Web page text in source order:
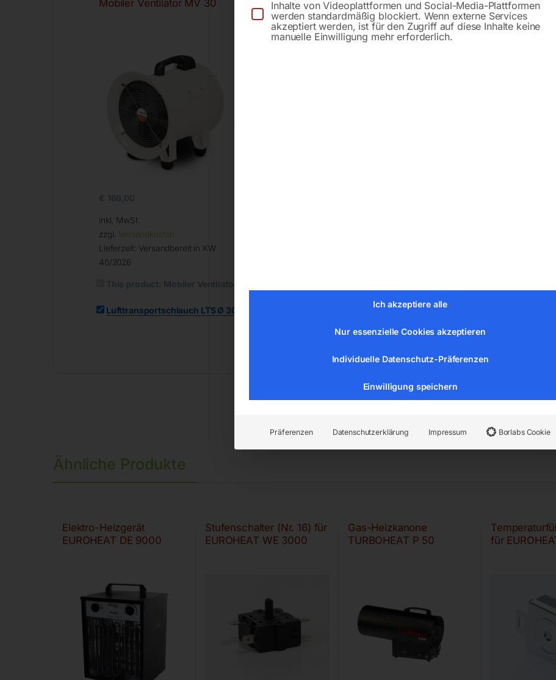
Mobiler Ventilator MV 30
inkl. MwSt.
zzgl. Versandkosten
Lieferzeit: Versandbereit in KW
40/2026
Lufttransportschlauch LTS
Ø 300 mm – 10 m
Lufttransportschlauch LTS Ø 300 mm – 10 m
Ähnliche Produkte
Elektro-Heizgerät
EUROHEAT DE 9000
Stufenschalter (Nr. 16) für
EUROHEAT WE 3000
Gas-Heizkanone
TURBOHEAT P 50
für
Inhalte von Videoplattformen und Social-Media-Plattformen
werden standardmäßig blockiert. Wenn externe Services
akzeptiert werden, ist für den Zugriff auf diese Inhalte keine
manuelle Einwilligung mehr erforderlich.
Ich akzeptiere alle
Nur essenzielle Cookies akzeptieren
Individuelle Datenschutz-Präferenzen
Einwilligung speichern
Präferenzen Datenschutzerklärung Impressum Borlabs Cookie